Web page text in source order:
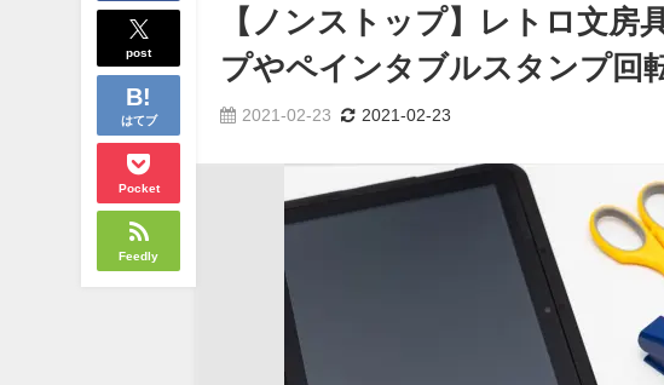
post
はてブ
Pocket
Feedly
【ノンストップ】レトロ文房
プやペインタブルスタンプ回
2021-02-23 2021-02-23